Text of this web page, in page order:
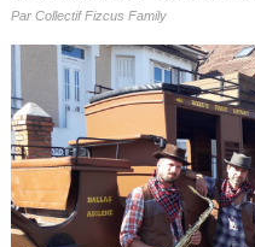
Par Collectif Fizcus Family